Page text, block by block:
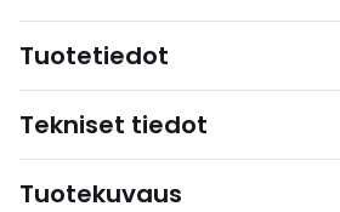
Tuotetiedot
Tekniset tiedot
Tuotekuvaus